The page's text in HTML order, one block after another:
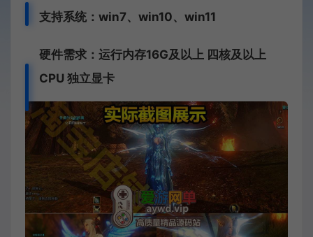
支持系统：win7、win10、win11
硬件需求：运行内存16G及以上 四核及以上
CPU 独立显卡